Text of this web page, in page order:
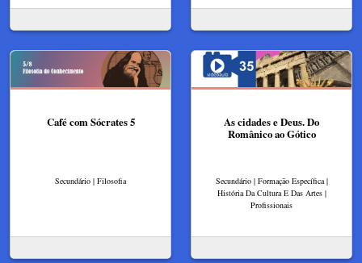
Café com Sócrates 5
Secundário | Filosofia
As cidades e Deus. Do
Românico ao Gótico
Secundário | Formação Específica |
História Da Cultura E Das Artes |
Profissionais